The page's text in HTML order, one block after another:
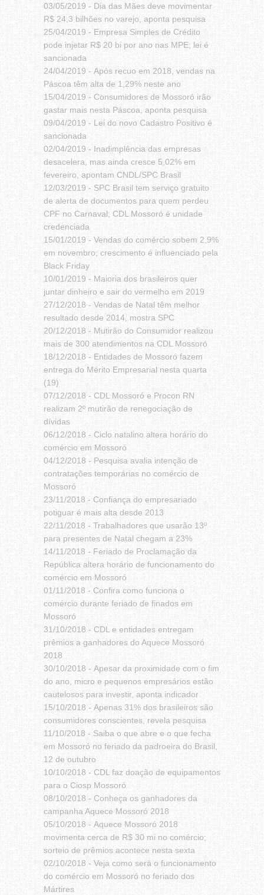
03/05/2019 -Dia das Mães deve movimentar
R$ 24,3 bilhões no varejo, aponta pesquisa
25/04/2019 -Empresa Simples de Crédito
pode injetar R$ 20 bi por ano nas MPE; lei é
sancionada
24/04/2019 -Após recuo em 2018, vendas na
Páscoa têm alta de 1,29% neste ano
15/04/2019 -Consumidores de Mossoró irão
gastar mais nesta Páscoa, aponta pesquisa
09/04/2019 -Lei do novo Cadastro Positivo é
sancionada
02/04/2019 -Inadimplência das empresas
desacelera, mas ainda cresce 5,02% em
fevereiro, apontam CNDL/SPC Brasil
12/03/2019 -SPC Brasil tem serviço gratuito
de alerta de documentos para quem perdeu
CPF no Carnaval; CDL Mossoró é unidade
credenciada
15/01/2019 -Vendas do comércio sobem 2,9%
em novembro; crescimento é influenciado pela
Black Friday
10/01/2019 -Maioria dos brasileiros quer
juntar dinheiro e sair do vermelho em 2019
27/12/2018 -Vendas de Natal têm melhor
resultado desde 2014, mostra SPC
20/12/2018 -Mutirão do Consumidor realizou
mais de 300 atendimentos na CDL Mossoró
18/12/2018 -Entidades de Mossoró fazem
entrega do Mérito Empresarial nesta quarta
(19)
07/12/2018 -CDL Mossoró e Procon RN
realizam 2º mutirão de renegociação de
dívidas
06/12/2018 -Ciclo natalino altera horário do
comércio em Mossoró
04/12/2018 -Pesquisa avalia intenção de
contratações temporárias no comércio de
Mossoró
23/11/2018 -Confiança do empresariado
potiguar é mais alta desde 2013
22/11/2018 -Trabalhadores que usarão 13º
para presentes de Natal chegam a 23%
14/11/2018 -Feriado de Proclamação da
República altera horário de funcionamento do
comércio em Mossoró
01/11/2018 -Confira como funciona o
comércio durante feriado de finados em
Mossoró
31/10/2018 -CDL e entidades entregam
prêmios a ganhadores do Aquece Mossoró
2018
30/10/2018 -Apesar da proximidade com o fim
do ano, micro e pequenos empresários estão
cautelosos para investir, aponta indicador
15/10/2018 -Apenas 31% dos brasileiros são
consumidores conscientes, revela pesquisa
11/10/2018 -Saiba o que abre e o que fecha
em Mossoró no feriado da padroeira do Brasil,
12 de outubro
10/10/2018 -CDL faz doação de equipamentos
para o Ciosp Mossoró
08/10/2018 -Conheça os ganhadores da
campanha Aquece Mossoró 2018
05/10/2018 -Aquece Mossoró 2018
movimenta cerca de R$ 30 mi no comércio;
sorteio de prêmios acontece nesta sexta
02/10/2018 -Veja como será o funcionamento
do comércio em Mossoró no feriado dos
Mártires